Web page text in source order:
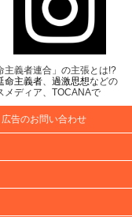
主義者連合」の主張とは!?
命主義者、 過激思想などの
メディア、TOCANAで
広告のお問い合わせ